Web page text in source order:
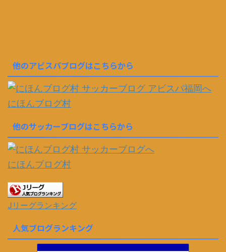
他のアビスパブログはこちらから
にほんブログ村
他のサッカーブログはこちらから
にほんブログ村
Jリーグランキング
人気ブログランキング